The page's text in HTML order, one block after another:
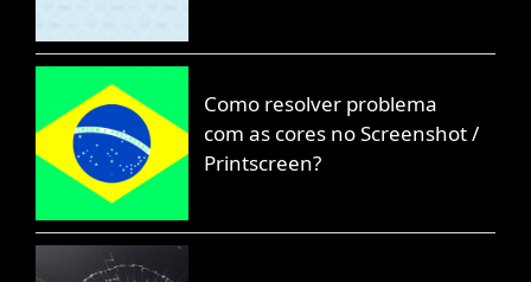
Como resolver problema
com as cores no Screenshot /
Printscreen?